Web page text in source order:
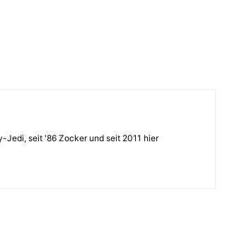
Jedi, seit '86 Zocker und seit 2011 hier